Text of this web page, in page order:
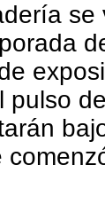
se
pulso